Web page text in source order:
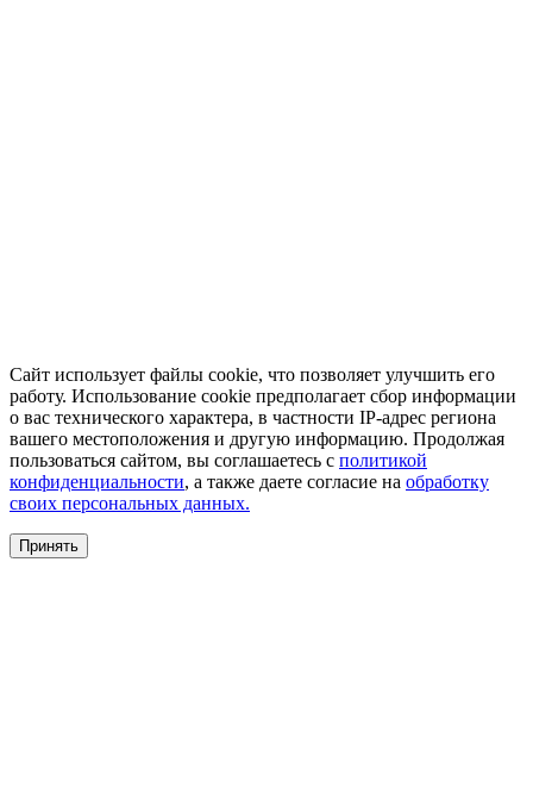
Сайт использует файлы cookie, что позволяет улучшить его
работу. Использование cookie предполагает сбор информации
о вас технического характера, в частности IP-адрес региона
вашего местоположения и другую информацию. Продолжая
пользоваться сайтом, вы соглашаетесь с политикой
конфиденциальности, а также даете согласие на обработку
своих персональных данных.
Принять